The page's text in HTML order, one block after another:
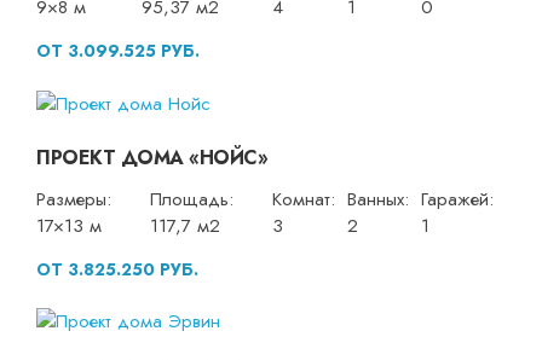
9×8 м
95,37 м2
4
1
0
ОТ 3.099.525 РУБ.
ПРОЕКТ ДОМА «НОЙС»
Размеры:
17×13 м
Площадь:
117,7 м2
Комнат:
3
Ванных:
2
Гаражей:
1
ОТ 3.825.250 РУБ.